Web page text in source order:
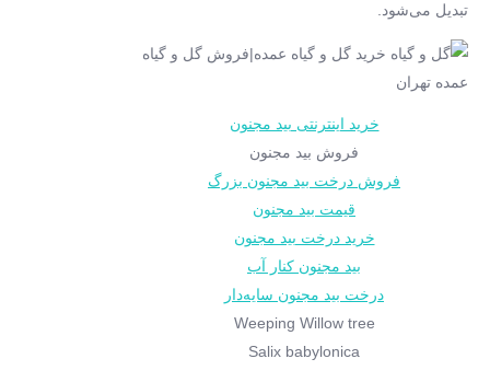
تبدیل می‌شود.
خرید اینترنتی بید مجنون
فروش بید مجنون
فروش درخت بید مجنون بزرگ
قیمت بید مجنون
خرید درخت بید مجنون
بید مجنون کنار آب
درخت بید مجنون سایه‌دار
Weeping Willow tree
Salix babylonica